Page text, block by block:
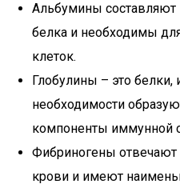
Альбумины
белка и необходимы
клеток.
Глобулины – это белки,
необходимости
компоненты иммунной
Фибриногены
крови и имеют